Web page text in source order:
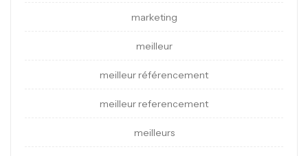
marketing
meilleur
meilleur référencement
meilleur referencement
meilleurs